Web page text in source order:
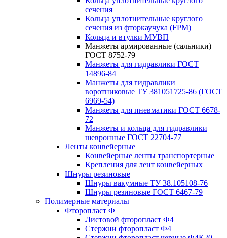
сечения
Кольца уплотнительные круглого
сечения из фторкаучука (FPM)
Кольца и втулки МУВП
Манжеты армированные (сальники)
ГОСТ 8752-79
Манжеты для гидравлики ГОСТ
14896-84
Манжеты для гидравлики
воротниковые ТУ 381051725-86 (ГОСТ
6969-54)
Манжеты для пневматики ГОСТ 6678-
72
Манжеты и кольца для гидравлики
шевронные ГОСТ 22704-77
Ленты конвейерные
Конвейерные ленты транспортерные
Крепления для лент конвейерных
Шнуры резиновые
Шнуры вакумные ТУ 38.105108-76
Шнуры резиновые ГОСТ 6467-79
Полимерные материалы
Фторопласт Ф
Листовой фторопласт Ф4
Стержни фторопласт Ф4